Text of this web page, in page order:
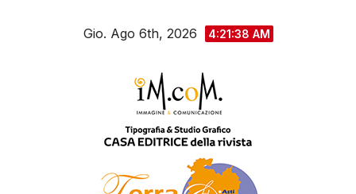
Gio. Ago 6th, 2026 4:21:39 AM